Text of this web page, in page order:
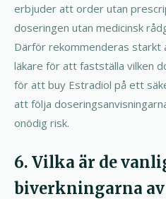
erbjuder att order utan
doseringen utan medicinsk
Därför rekommenderas
läkare för att fastställa vilken
för att buy Estradiol på ett
att följa
onödig risk.
6. Vilka är de
biverkningarna